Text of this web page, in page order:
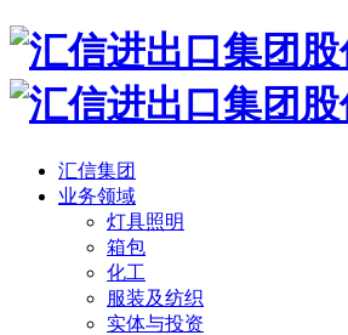
汇信集团
业务领域
灯具照明
箱包
化工
服装及纺织
实体与投资